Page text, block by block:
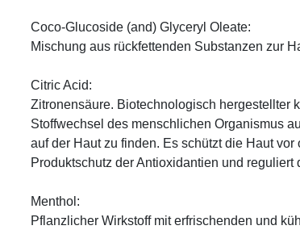
Coco-Glucoside (and) Glyceryl Oleate:
Mischung aus rückfettenden Substanzen zur
Citric Acid:
Zitronensäure. Biotechnologisch hergestellter
Stoffwechsel des menschlichen Organismus
auf der Haut zu finden. Es schützt die Haut
Produktschutz der Antioxidantien und reguliert
Menthol:
Pflanzlicher Wirkstoff mit erfrischenden und